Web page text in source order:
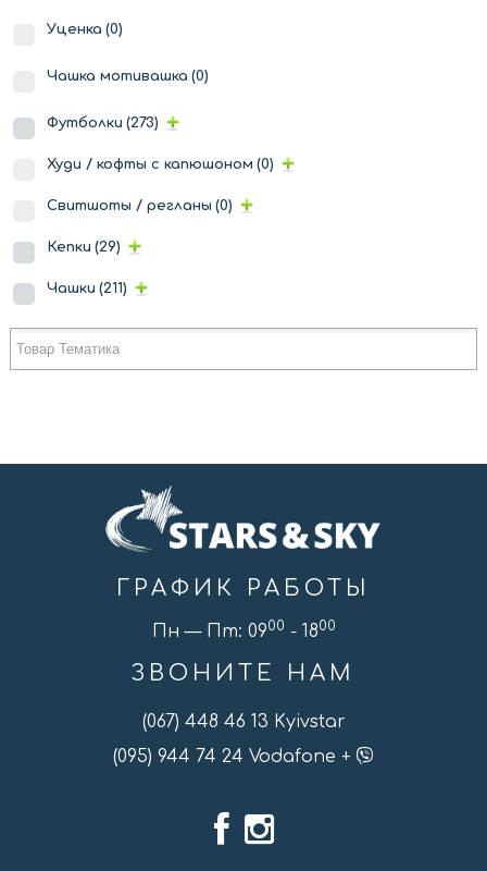
Уценка (0)
Чашка мотивашка (0)
Футболки (273)
Худи / кофты с капюшоном (0)
Свитшоты / регланы (0)
Кепки (29)
Чашки (211)
ГРАФИК РАБОТЫ
Пн — Пт: 0900 - 1800
ЗВОНИТЕ НАМ
(067) 448 46 13 Kyivstar
(095) 944 74 24 Vodafone +